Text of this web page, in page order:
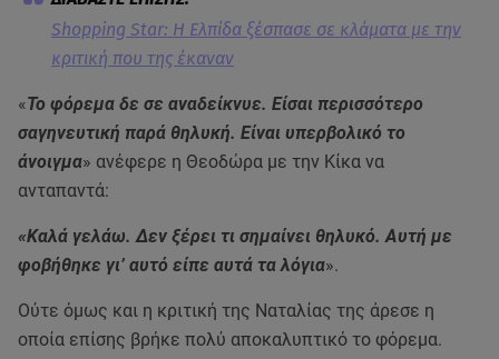
Shopping Star: Η Eλπίδα ξέσπασε σε κλάματα με την
κριτική που της έκαναν
«Το φόρεμα δε σε αναδείκνυε. Είσαι περισσότερο
σαγηνευτική παρά θηλυκή. Είναι υπερβολικό το
άνοιγμα» ανέφερε η Θεοδώρα με την Κίκα να
ανταπαντά:
«Καλά γελάω. Δεν ξέρει τι σημαίνει θηλυκό. Αυτή με
φοβήθηκε γι’ αυτό είπε αυτά τα λόγια».
Ούτε όμως και η κριτική της Ναταλίας της άρεσε η
οποία επίσης βρήκε πολύ αποκαλυπτικό το φόρεμα.